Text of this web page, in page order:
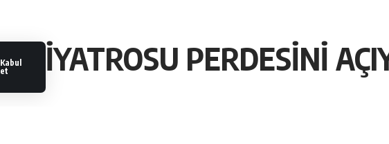
Kabul
et
TİYATROSU PERDESİNİ